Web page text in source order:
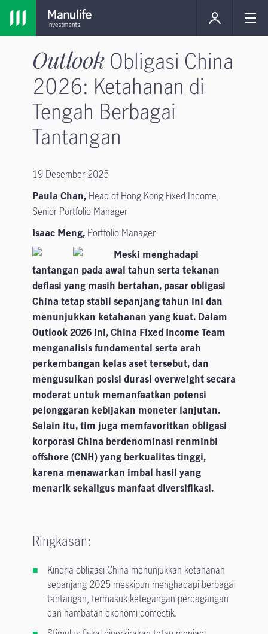
OutlookObligasi China
2026: Ketahanan di
Tengah Berbagai
Tantangan
19 Desember 2025
Paula Chan,Head of Hong Kong Fixed Income,
Senior Portfolio Manager
Isaac Meng,Portfolio Manager
Meski menghadapi
tantangan pada awal tahun serta tekanan
deflasi yang masih bertahan, pasar obligasi
China tetap stabil sepanjang tahun ini dan
menunjukkan ketahanan yang kuat. Dalam
Outlook 2026 ini, China Fixed Income Team
menganalisis fundamental serta arah
perkembangan kelas aset tersebut, dan
mengusulkan posisi durasi overweight secara
moderat untuk memanfaatkan potensi
pelonggaran kebijakan moneter lanjutan.
Selain itu, tim juga memfavoritkan obligasi
korporasi China berdenominasi renminbi
offshore (CNH) yang berkualitas tinggi,
karena menawarkan imbal hasil yang
menarik sekaligus manfaat diversifikasi.
Ringkasan:
Kinerja obligasi China menunjukkan ketahanan
sepanjang 2025 meskipun menghadapi berbagai
tantangan, termasuk ketegangan perdagangan
dan hambatan ekonomi domestik.